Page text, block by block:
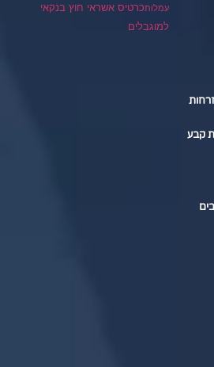
עמלותכרטיס אשראי חוץ בנקאי
למוגבלים
קבע